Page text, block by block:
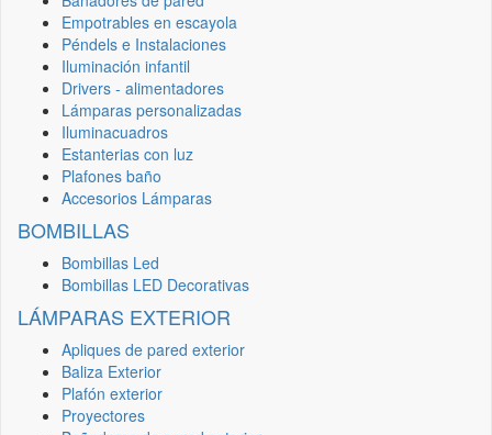
Empotrables en escayola
Péndels e Instalaciones
Iluminación infantil
Drivers - alimentadores
Lámparas personalizadas
Iluminacuadros
Estanterias con luz
Plafones baño
Accesorios Lámparas
BOMBILLAS
Bombillas Led
Bombillas LED Decorativas
LÁMPARAS EXTERIOR
Apliques de pared exterior
Baliza Exterior
Plafón exterior
Proyectores